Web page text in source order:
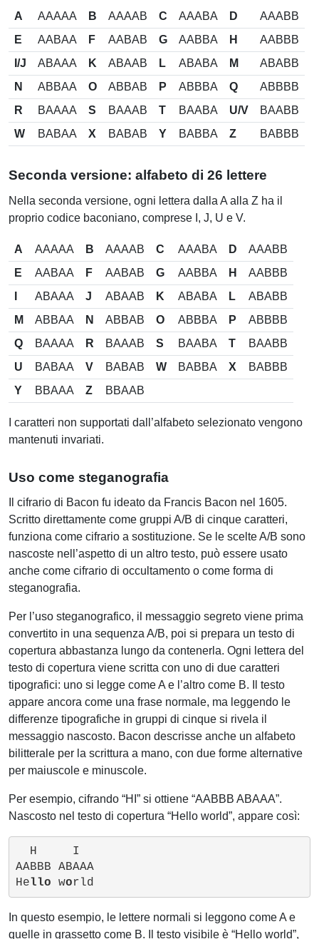
A AAAAA B AAAAB C AAABA D
AAABB
E
AABAA F AABAB G AABBA H
AABBB
I/J
ABAAA K ABAAB L ABABA M
ABABB
N
ABBAA O ABBAB P ABBBA Q
ABBBB
R
BAAAA S BAAAB T BAABA U/V
BAABB
W
BABAA X BABAB Y BABBA Z BABBB
Seconda versione: alfabeto di 26 lettere
Nella seconda versione, ogni lettera dalla A alla Z ha il
proprio codice baconiano, comprese I, J, U e V.
A AAAAA B AAAAB C AAABA D
AAABB
E
AABAA F AABAB G AABBA H
AABBB
ABAAA J ABAAB K ABABA L
ABABB
M
ABBAA N ABBAB O ABBBA P
ABBBB
Q
BAAAA R BAAAB S BAABA T
BAABB
U
BABAA V BABAB W BABBA X
BABBB
Y
BBAAA Z BBAAB
I caratteri non supportati dall’alfabeto selezionato vengono
mantenuti invariati.
Uso come steganografia
Il cifrario di Bacon fu ideato da Francis Bacon nel 1605.
Scritto direttamente come gruppi A/B di cinque caratteri,
funziona come cifrario a sostituzione. Se le scelte A/B sono
nascoste nell’aspetto di un altro testo, può essere usato
anche come cifrario di occultamento o come forma di
steganografia.
Per l’uso steganografico, il messaggio segreto viene prima
convertito in una sequenza A/B, poi si prepara un testo di
copertura abbastanza lungo da contenerla. Ogni lettera del
testo di copertura viene scritta con uno di due caratteri
tipografici: uno si legge come A e l’altro come B. Il testo
appare ancora come una frase normale, ma leggendo le
differenze tipografiche in gruppi di cinque si rivela il
messaggio nascosto. Bacon descrisse anche un alfabeto
bilitterale per la scrittura a mano, con due forme alternative
per maiuscole e minuscole.
Per esempio, cifrando “HI” si ottiene “AABBB ABAAA”.
Nascosto nel testo di copertura “Hello world”, appare così:
  H     I
AABBB ABAAA
He llo wo
In questo esempio, le lettere normali si leggono come A e
quelle in grassetto come B. Il testo visibile è “Hello world”,